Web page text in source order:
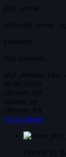
play_arrow
Listeners:
Top listeners:
skip_previous
00:00 00:00
chevron_left
volume_up
chevron_left
Go to album
DreamCity